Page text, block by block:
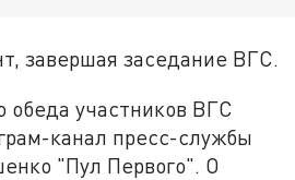
завершая заседание ВГС.
обеда участников ВГС
канал пресс-службы
"Пул Первого". О